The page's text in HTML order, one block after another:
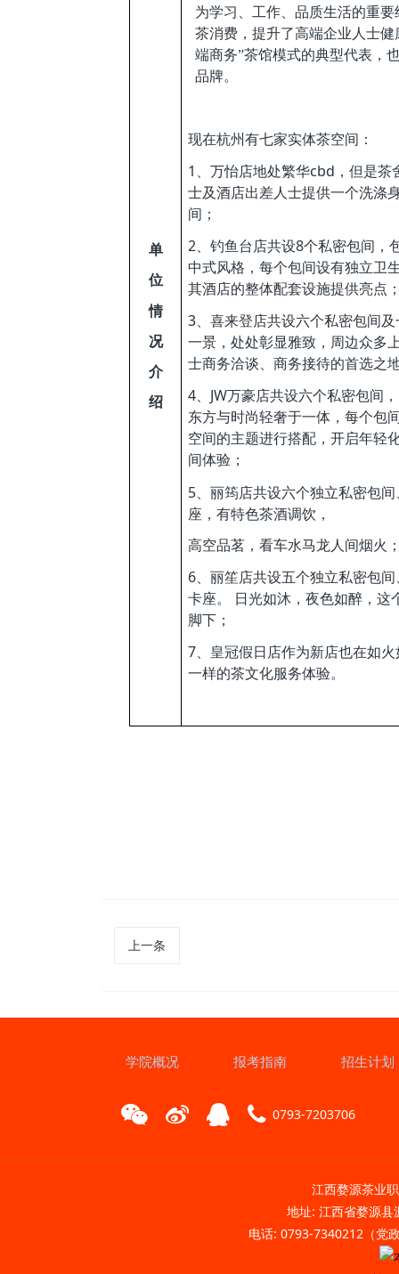
单
位
情
况
介
绍
为学习、工作、品质生活的重
茶消费，提升了高端企业人士
端商务”茶馆模式的典型代表，
品牌。
现在杭州有七家实体茶空间：
1 、万怡店地处繁华cbd ，但是
士及酒店出差人士提供一个洗涤
间；
2 、钓鱼台店共设8个私密包间，
中式风格，每个包间设有独立卫
其酒店的整体配套设施提供亮点
3 、喜来登店共设六个私密包间
一景，处处彰显雅致，周边众多
士商务洽谈、商务接待的首选之
4 JW万豪店共设六个私密包间
东方与时尚轻奢于一体，每个包
空间的主题进行搭配，开启年轻
间体验；
5 、丽筠店共设六个独立私密包
座，有特色茶酒调饮，
高空品茗，看车水马龙人间烟火
6 、丽笙店共设五个独立私密包
卡座。
日光如沐，夜色如醉，这
脚下；
7 、皇冠假日店作为新店也在如
一样的茶文化服务体验。
上一条
学院概况 报考指南 招生计划
0793-7203706
江西婺源茶业
地址: 江西省婺源
电话: 0793-7340212（党